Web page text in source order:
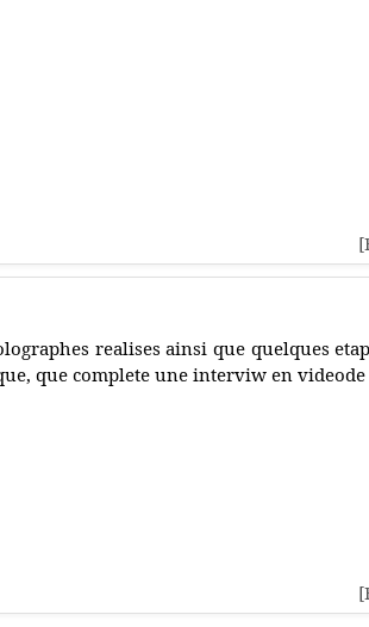
realises ainsi que quelques
que complete une interviw en